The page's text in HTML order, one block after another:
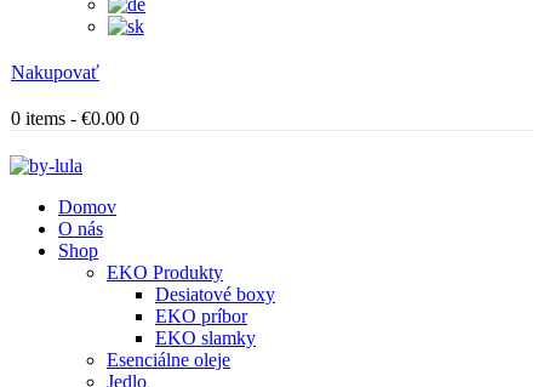
Nakupovať
0 items - €0.00 0
Domov
O nás
Shop
EKO Produkty
Desiatové boxy
EKO príbor
EKO slamky
Esenciálne oleje
Jedlo